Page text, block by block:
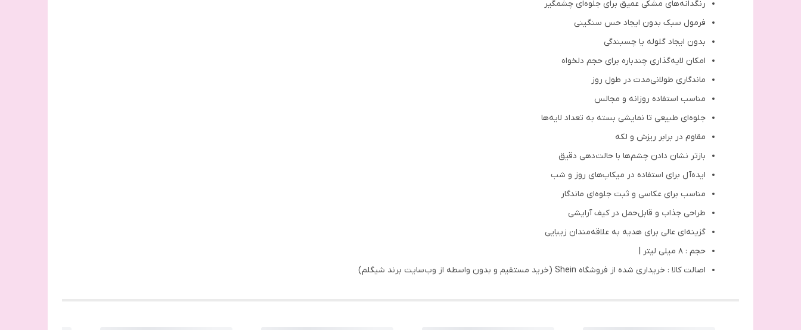
رنگدانه‌های مشکی عمیق برای جلوه‌ای چشمگیر
فرمول سبک بدون ایجاد حس سنگینی
بدون ایجاد گلوله یا چسبندگی
امکان لایه‌گذاری چندباره برای حجم دلخواه
ماندگاری طولانی‌مدت در طول روز
مناسب استفاده روزانه و مجالس
جلوه‌ای طبیعی تا نمایشی بسته به تعداد لایه‌ها
مقاوم در برابر ریزش و لکه
بازتر نشان دادن چشم‌ها با حالت‌دهی دقیق
ایده‌آل برای استفاده در میکاپ‌های روز و شب
مناسب برای عکاسی و ثبت جلوه‌ای ماندگار
طراحی جذاب و قابل‌حمل در کیف آرایشی
گزینه‌ای عالی برای هدیه به علاقه‌مندان زیبایی
حجم : 8 میلی لیتر |
اصالت کالا : خریداری شده از فروشگاه Shein (خرید مستقیم و بدون واسطه از وب‎‌سایت برند شیگلم)